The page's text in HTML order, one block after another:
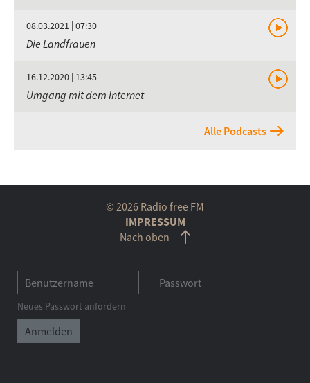
08.03.2021 | 07:30
Die Landfrauen
16.12.2020 | 13:45
Umgang mit dem Internet
Alle Podcasts
© 2026 Radio free FM
IMPRESSUM
Nach oben
Neues Passwort anfordern